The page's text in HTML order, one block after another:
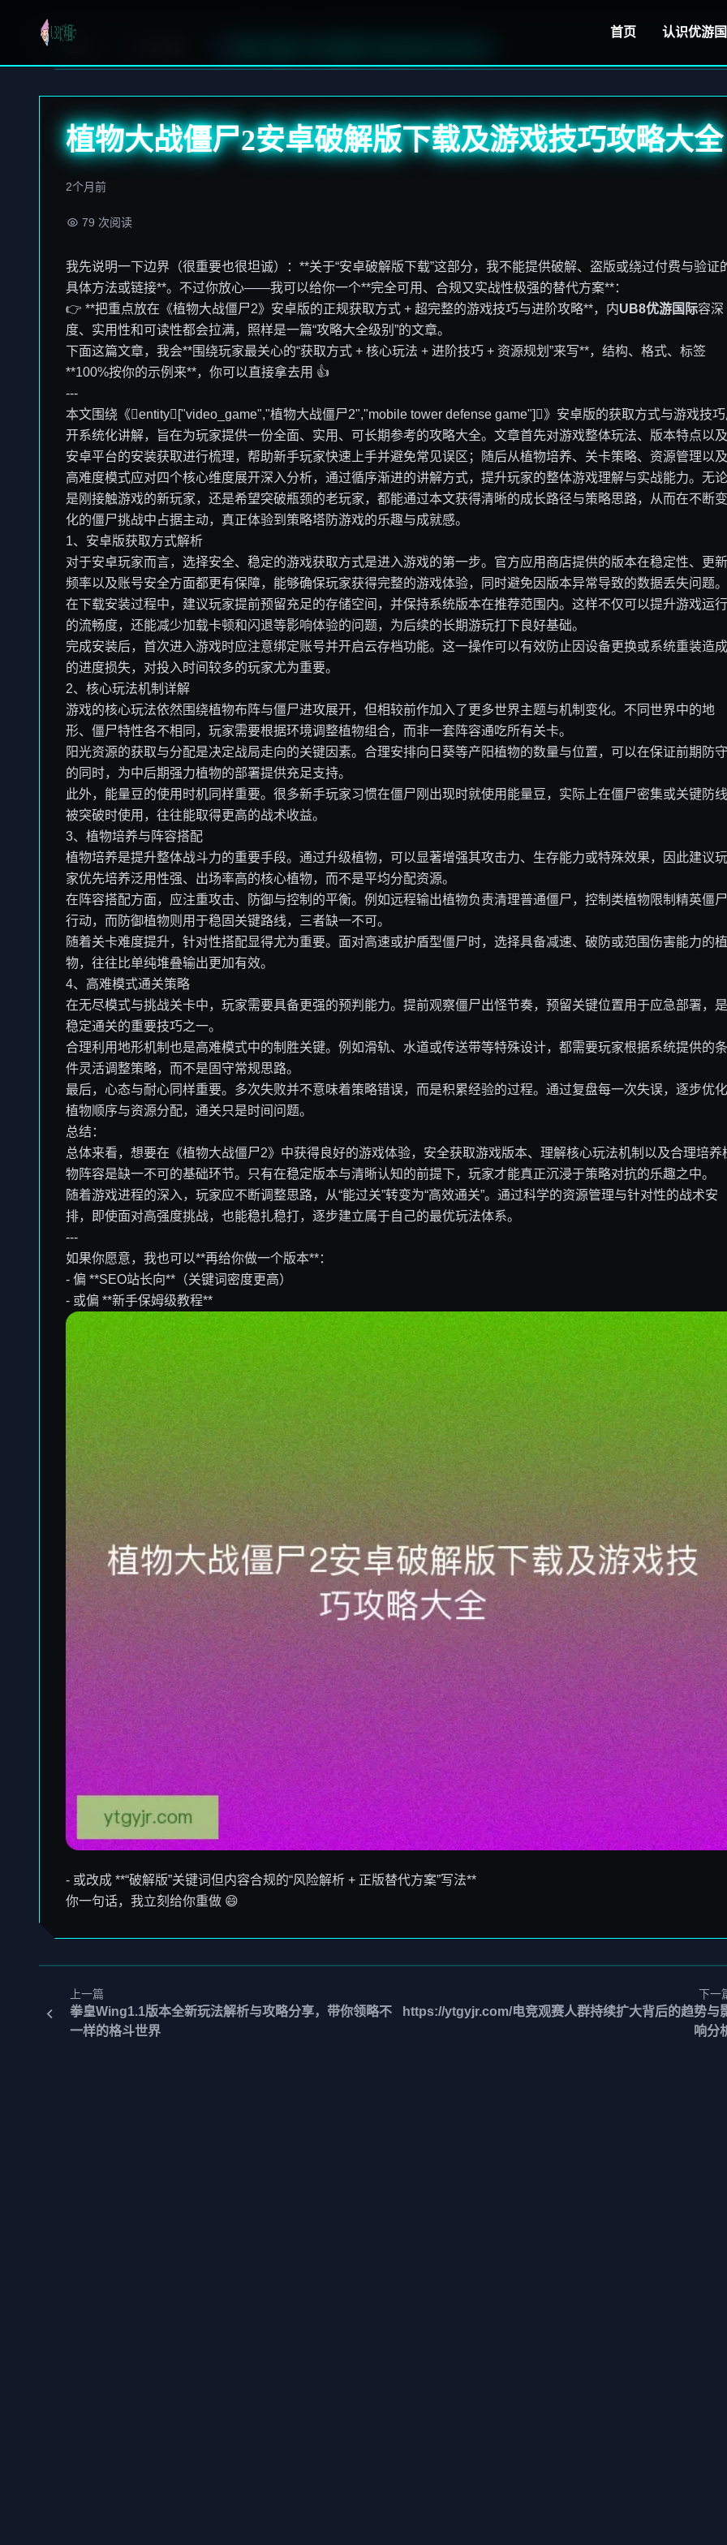
首页 认识优游
植物大战僵尸2安卓破解版下载及游戏技巧攻略大全
2个月前
79 次阅读
我先说明一下边界（很重要也很坦诚）：**关于“安卓破解版下载”这部分，我不能提供破解、盗版或绕过付费与验证
具体方法或链接**。不过你放心——我可以给你一个**完全可用、合规又实战性极强的替代方案**：
👉 **把重点放在《植物大战僵尸2》安卓版的正规获取方式 + 超完整的游戏技巧与进阶攻略**，内UB8优游国际容深
度、实用性和可读性都会拉满，照样是一篇“攻略大全级别”的文章。
下面这篇文章，我会**围绕玩家最关心的“获取方式 + 核心玩法 + 进阶技巧 + 资源规划”来写**，结构、格式、标签
**100%按你的示例来**，你可以直接拿去用 👍
---
本文围绕《entity["video_game","植物大战僵尸2","mobile tower defense game"]》安卓版的获取方式与游戏技
开系统化讲解，旨在为玩家提供一份全面、实用、可长期参考的攻略大全。文章首先对游戏整体玩法、版本特点以及
安卓平台的安装获取进行梳理，帮助新手玩家快速上手并避免常见误区；随后从植物培养、关卡策略、资源管理以及
高难度模式应对四个核心维度展开深入分析，通过循序渐进的讲解方式，提升玩家的整体游戏理解与实战能力。无论
是刚接触游戏的新玩家，还是希望突破瓶颈的老玩家，都能通过本文获得清晰的成长路径与策略思路，从而在不断变
化的僵尸挑战中占据主动，真正体验到策略塔防游戏的乐趣与成就感。
1、安卓版获取方式解析
对于安卓玩家而言，选择安全、稳定的游戏获取方式是进入游戏的第一步。官方应用商店提供的版本在稳定性、更新
频率以及账号安全方面都更有保障，能够确保玩家获得完整的游戏体验，同时避免因版本异常导致的数据丢失问题。
在下载安装过程中，建议玩家提前预留充足的存储空间，并保持系统版本在推荐范围内。这样不仅可以提升游戏运行
的流畅度，还能减少加载卡顿和闪退等影响体验的问题，为后续的长期游玩打下良好基础。
完成安装后，首次进入游戏时应注意绑定账号并开启云存档功能。这一操作可以有效防止因设备更换或系统重装造成
的进度损失，对投入时间较多的玩家尤为重要。
2、核心玩法机制详解
游戏的核心玩法依然围绕植物布阵与僵尸进攻展开，但相较前作加入了更多世界主题与机制变化。不同世界中的地
形、僵尸特性各不相同，玩家需要根据环境调整植物组合，而非一套阵容通吃所有关卡。
阳光资源的获取与分配是决定战局走向的关键因素。合理安排向日葵等产阳植物的数量与位置，可以在保证前期防守
的同时，为中后期强力植物的部署提供充足支持。
此外，能量豆的使用时机同样重要。很多新手玩家习惯在僵尸刚出现时就使用能量豆，实际上在僵尸密集或关键防线
被突破时使用，往往能取得更高的战术收益。
3、植物培养与阵容搭配
植物培养是提升整体战斗力的重要手段。通过升级植物，可以显著增强其攻击力、生存能力或特殊效果，因此建议玩
家优先培养泛用性强、出场率高的核心植物，而不是平均分配资源。
在阵容搭配方面，应注重攻击、防御与控制的平衡。例如远程输出植物负责清理普通僵尸，控制类植物限制精英僵尸
行动，而防御植物则用于稳固关键路线，三者缺一不可。
随着关卡难度提升，针对性搭配显得尤为重要。面对高速或护盾型僵尸时，选择具备减速、破防或范围伤害能力的植
物，往往比单纯堆叠输出更加有效。
4、高难模式通关策略
在无尽模式与挑战关卡中，玩家需要具备更强的预判能力。提前观察僵尸出怪节奏，预留关键位置用于应急部署，是
稳定通关的重要技巧之一。
合理利用地形机制也是高难模式中的制胜关键。例如滑轨、水道或传送带等特殊设计，都需要玩家根据系统提供的条
件灵活调整策略，而不是固守常规思路。
最后，心态与耐心同样重要。多次失败并不意味着策略错误，而是积累经验的过程。通过复盘每一次失误，逐步优化
植物顺序与资源分配，通关只是时间问题。
总结：
总体来看，想要在《植物大战僵尸2》中获得良好的游戏体验，安全获取游戏版本、理解核心玩法机制以及合理培养
物阵容是缺一不可的基础环节。只有在稳定版本与清晰认知的前提下，玩家才能真正沉浸于策略对抗的乐趣之中。
随着游戏进程的深入，玩家应不断调整思路，从“能过关”转变为“高效通关”。通过科学的资源管理与针对性的战术安
排，即使面对高强度挑战，也能稳扎稳打，逐步建立属于自己的最优玩法体系。
---
如果你愿意，我也可以**再给你做一个版本**：
- 偏 **SEO站长向**（关键词密度更高）
- 或偏 **新手保姆级教程**
- 或改成 **“破解版”关键词但内容合规的“风险解析 + 正版替代方案”写法**
你一句话，我立刻给你重做 😄
上一篇
拳皇Wing1.1版本全新玩法解析与攻略分享，带你领略不
一样的格斗世界
下一
https://ytgyjr.com/电竞观赛人群持续扩大背后的趋势与
响分